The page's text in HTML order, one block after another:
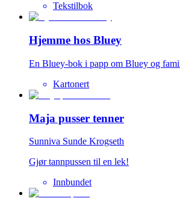
Tekstilbok
Hjemme hos Bluey
En Bluey-bok i papp om Bluey og
Kartonert
Maja pusser tenner
Sunniva Sunde Krogseth
Gjør tannpussen til en lek!
Innbundet